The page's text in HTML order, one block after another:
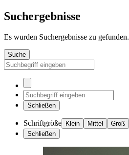
Suchergebnisse
Es wurden Suchergebnisse zu gefunden.
Suche
Schließen
Schriftgröße Klein Mittel
Groß
Schließen